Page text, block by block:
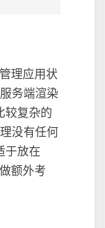
理应用状
务端渲染
较复杂的
没有任何
于放在
额外考